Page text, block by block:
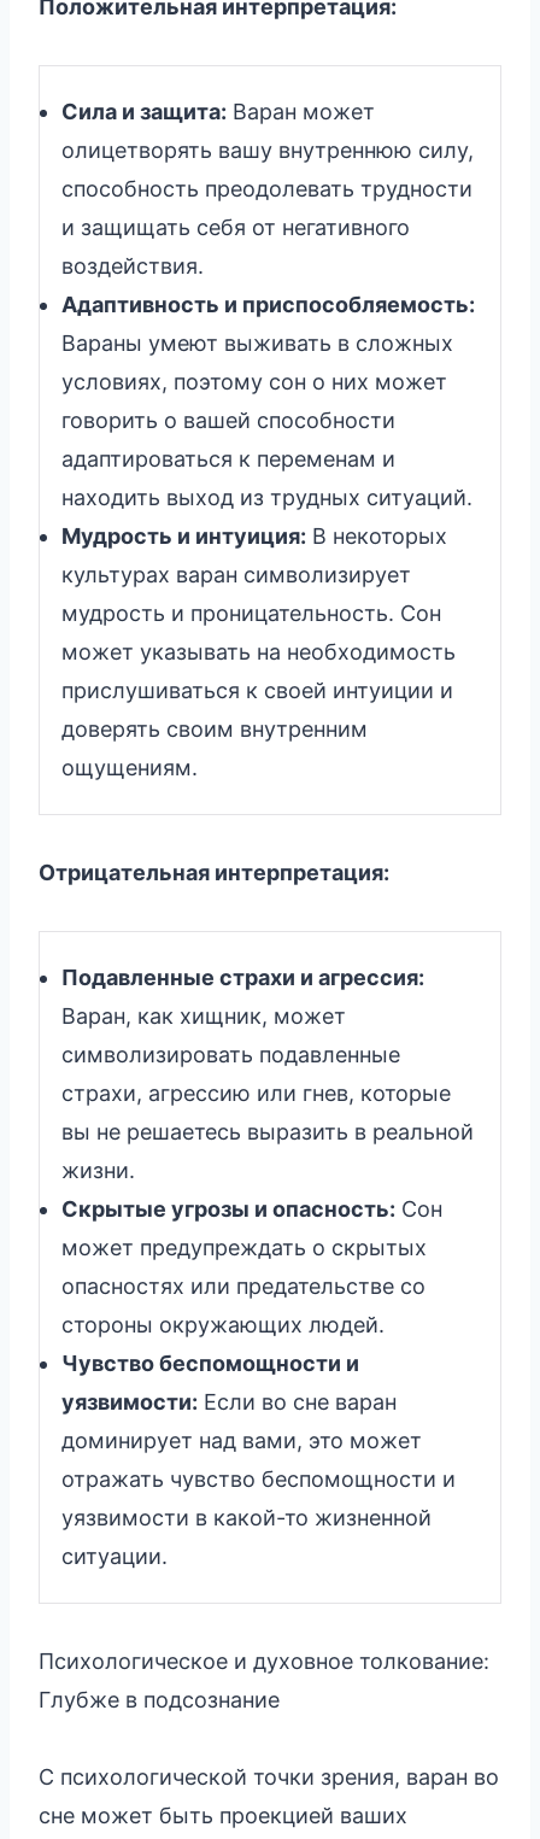
Положительная интерпретация:
Сила и защита: Варан может
олицетворять вашу внутреннюю силу,
способность преодолевать трудности
и защищать себя от негативного
воздействия.
Адаптивность и приспособляемость:
Вараны умеют выживать в сложных
условиях, поэтому сон о них может
говорить о вашей способности
адаптироваться к переменам и
находить выход из трудных ситуаций.
Мудрость и интуиция: В некоторых
культурах варан символизирует
мудрость и проницательность. Сон
может указывать на необходимость
прислушиваться к своей интуиции и
доверять своим внутренним
ощущениям.
Отрицательная интерпретация:
Подавленные страхи и агрессия:
Варан, как хищник, может
символизировать подавленные
страхи, агрессию или гнев, которые
вы не решаетесь выразить в реальной
жизни.
Скрытые угрозы и опасность: Сон
может предупреждать о скрытых
опасностях или предательстве со
стороны окружающих людей.
Чувство беспомощности и
уязвимости: Если во сне варан
доминирует над вами, это может
отражать чувство беспомощности и
уязвимости в какой-то жизненной
ситуации.
Психологическое и духовное толкование:
Глубже в подсознание
С психологической точки зрения, варан во
сне может быть проекцией ваших